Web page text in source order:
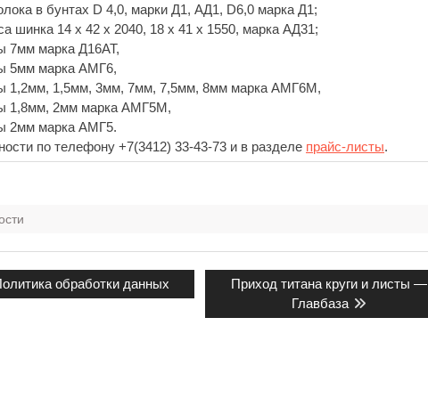
в бунтах D 4,0, марки Д1, АД1, D6,0 марка Д1;
шинка 14 х 42 х 2040, 18 х 41 х 1550, марка АД31;
7мм марка Д16АТ,
5мм марка АМГ6,
1,2мм, 1,5мм, 3мм, 7мм, 7,5мм, 8мм марка АМГ6М,
1,8мм, 2мм марка АМГ5М,
2мм марка АМГ5.
по телефону +7(3412) 33-43-73 и в разделе прайс-листы.
обработки данных
Следующая
Приход титана круги и листы —
Главбаза